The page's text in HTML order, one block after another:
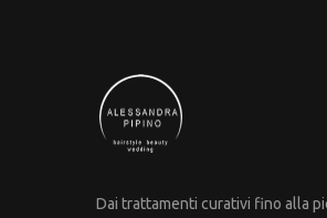
Dai trattamenti curativi fino alla